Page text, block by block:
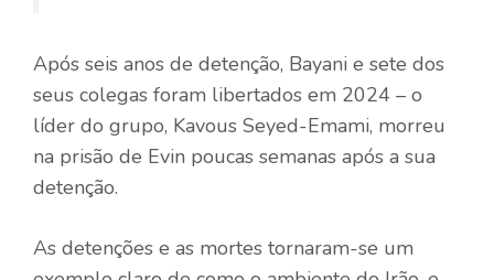
Após seis anos de detenção, Bayani e sete dos
seus colegas foram libertados em 2024 – o
líder do grupo, Kavous Seyed-Emami, morreu
na prisão de Evin poucas semanas após a sua
detenção.
As detenções e as mortes tornaram-se um